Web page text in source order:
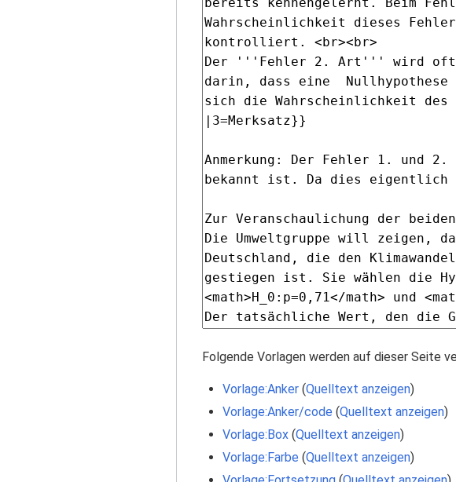
Folgende Vorlagen werden auf dieser Seite
Vorlage:Anker(Quelltext anzeigen)
Vorlage:Anker/code (Quelltext anzeigen)
Vorlage:Box(Quelltext anzeigen)
Vorlage:Farbe (Quelltext anzeigen)